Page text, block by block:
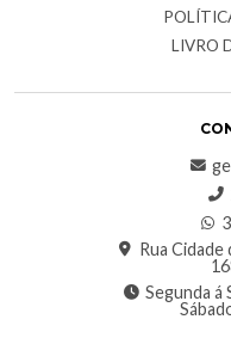
LIVRO
Rua Cidade
Segunda á